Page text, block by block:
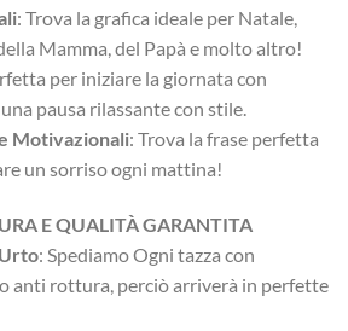
: Trova la grafica ideale per Natale,
Mamma, del Papà e molto altro!
per iniziare la giornata con
pausa rilassante con stile.
Motivazionali: Trova la frase perfetta
un sorriso ogni mattina!
E QUALITÀ GARANTITA
: Spediamo Ogni tazza con
anti rottura, perciò arriverà in perfette